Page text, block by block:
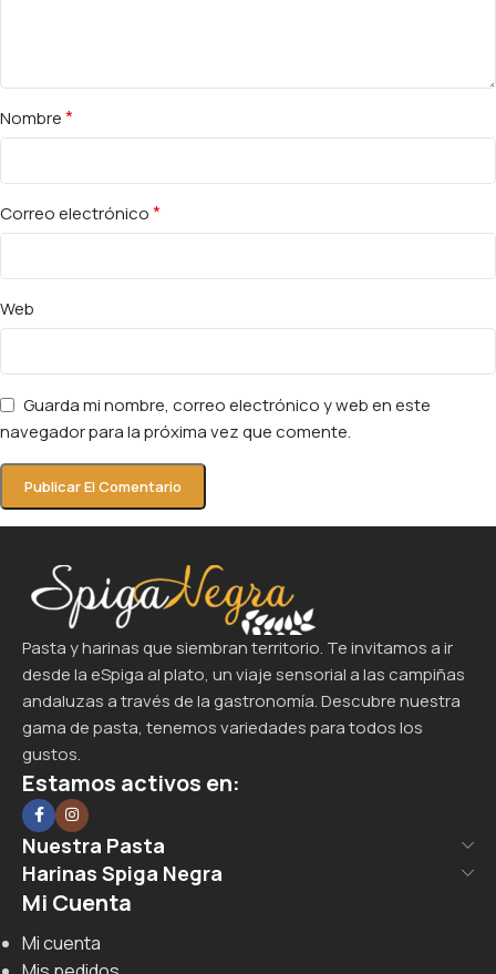
Nombre*
Correo electrónico*
Web
Guarda mi nombre, correo electrónico y web en este
navegador para la próxima vez que comente.
Pasta y harinas que siembran territorio. Te invitamos a ir
desde la eSpiga al plato, un viaje sensorial a las campiñas
andaluzas a través de la gastronomía. Descubre nuestra
gama de pasta, tenemos variedades para todos los
gustos.
Estamos activos en:
Nuestra Pasta
Harinas Spiga Negra
Mi Cuenta
Mi cuenta